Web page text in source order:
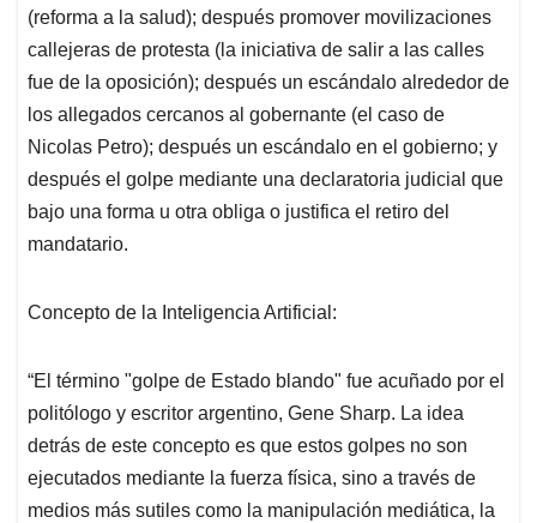
(reforma a la salud); después promover movilizaciones
callejeras de protesta (la iniciativa de salir a las calles
fue de la oposición); después un escándalo alrededor de
los allegados cercanos al gobernante (el caso de
Nicolas Petro); después un escándalo en el gobierno; y
después el golpe mediante una declaratoria judicial que
bajo una forma u otra obliga o justifica el retiro del
mandatario.
Concepto de la Inteligencia Artificial:
“El término "golpe de Estado blando" fue acuñado por el
politólogo y escritor argentino, Gene Sharp. La idea
detrás de este concepto es que estos golpes no son
ejecutados mediante la fuerza física, sino a través de
medios más sutiles como la manipulación mediática, la